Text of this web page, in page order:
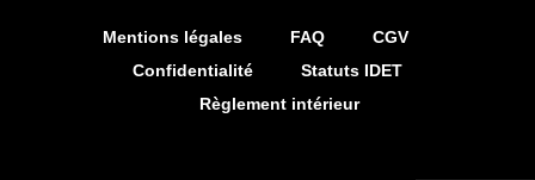
Mentions légales FAQ
CGV
Confidentialité
Statuts IDET
Règlement intérieur